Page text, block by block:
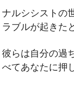
ナルシシストの
ラブルが起きた
彼らは自分の過
べてあなたに押